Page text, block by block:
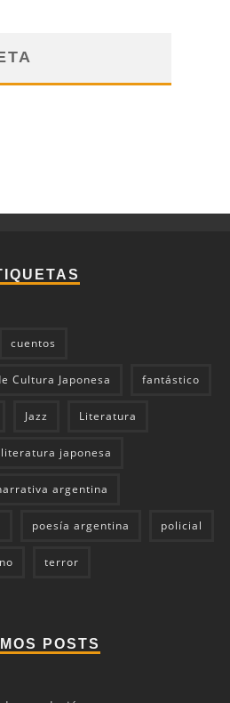
cuentos
Cultura Japonesa fantástico
Jazz Literatura
literatura japonesa
argentina
poesía argentina policial
terror
POSTS